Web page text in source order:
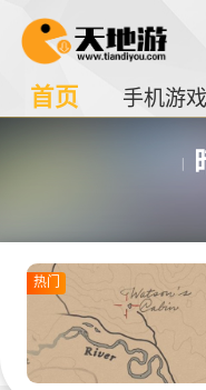
首页 手机游戏
热门